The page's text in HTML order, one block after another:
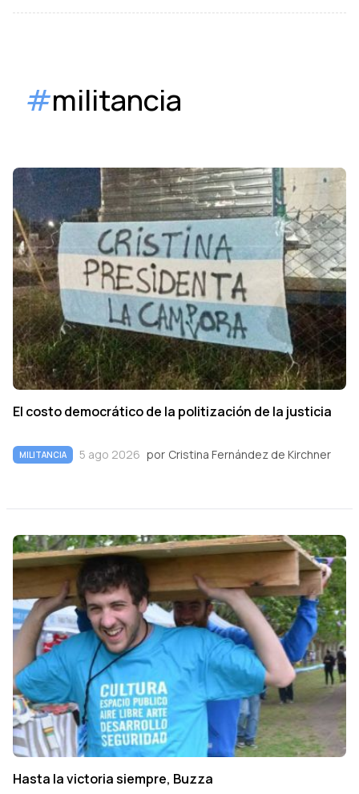
#militancia
El costo democrático de la politización de la justicia
MILITANCIA 5 ago 2026 por Cristina Fernández de Kirchner
Hasta la victoria siempre, Buzza